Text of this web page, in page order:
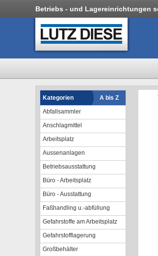
Betriebs - und Lagereinrichtungen
Kategorien
A bis Z
Abfallsammler
Anschlagmittel
Arbeitsplatz
Aussenanlagen
Betriebsausstattung
Büro - Arbeitsplatz
Büro - Ausstattung
Faßhandling u.-abfüllung
Gefahrstoffe am Arbeitsplatz
Gefahrstofflagerung
Großbehälter